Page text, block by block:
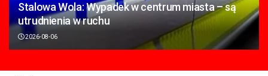
Stalowa Wola: Wypadek w centrum miasta – są
utrudnienia w ruchu
2026-08-06